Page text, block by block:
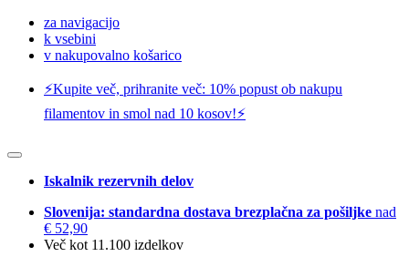
za navigacijo
k vsebini
v nakupovalno košarico
⚡️Kupite več, prihranite več: 10% popust ob nakupu
filamentov in smol nad 10 kosov!⚡️
Iskalnik rezervnih delov
Slovenija: standardna dostava brezplačna za pošiljke nad
€ 52,90
Več kot 11.100 izdelkov